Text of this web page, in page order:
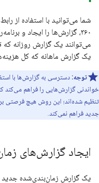
۳۶۰، گزارش‌ها را ایجاد و
می‌توانند یک گزارش روزانه که
یک گزارش ماهانه که کل
توجه: دسترسی به گزارش‌ها با
تنظیم شده‌اند؛ این روش هیچ فرصتی
جدید فراهم نمی‌کند.
ایجاد گزارش‌های